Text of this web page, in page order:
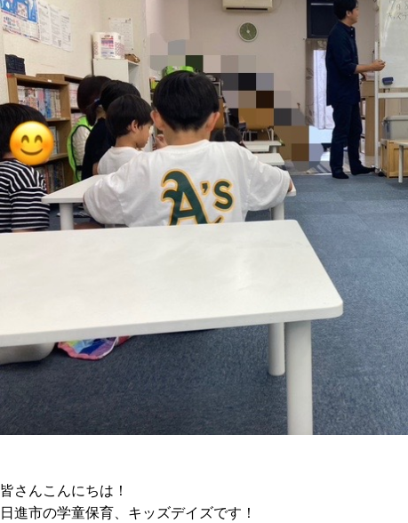
皆さんこんにちは！
日進市の学童保育、キッズデイズです！